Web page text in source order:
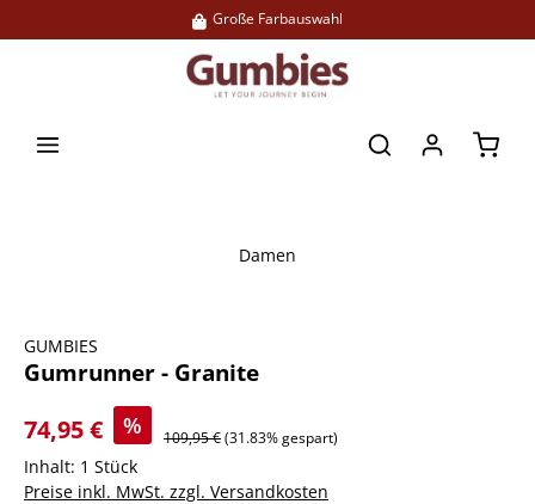
Große Farbauswahl
Damen
GUMBIES
Gumrunner - Granite
74,95 €
% 109,95 €(31.83% gespart)
Inhalt: 1 Stück
Preise inkl. MwSt. zzgl. Versandkosten